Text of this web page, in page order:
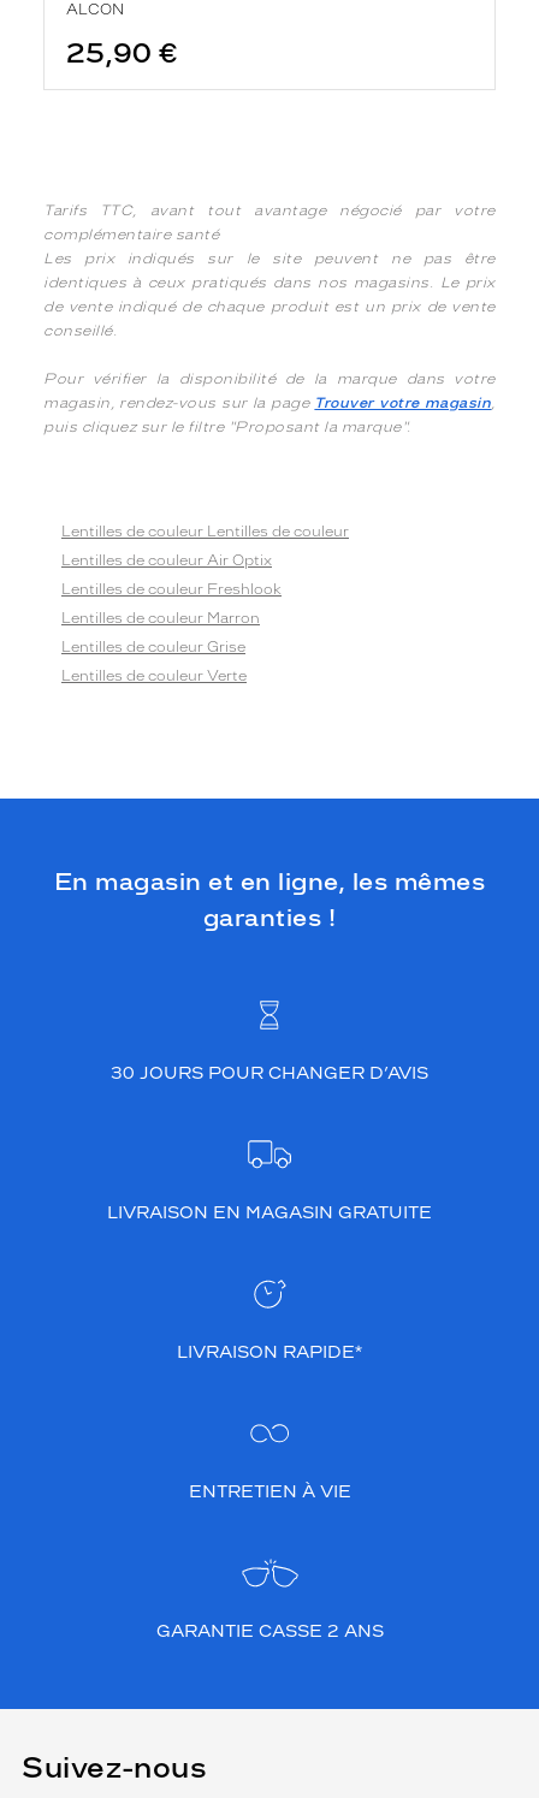
ALCON
25,90 €
Tarifs TTC, avant tout avantage négocié par votre
complémentaire santé
Les prix indiqués sur le site peuvent ne pas être
identiques à ceux pratiqués dans nos magasins. Le prix
de vente indiqué de chaque produit est un prix de vente
conseillé.
Pour vérifier la disponibilité de la marque dans votre
magasin, rendez-vous sur la page Trouver votre magasin,
puis cliquez sur le filtre "Proposant la marque".
Lentilles de couleur Lentilles de couleur
Lentilles de couleur Air Optix
Lentilles de couleur Freshlook
Lentilles de couleur Marron
Lentilles de couleur Grise
Lentilles de couleur Verte
En magasin et en ligne, les mêmes
garanties !
30 JOURS POUR CHANGER D’AVIS
LIVRAISON EN MAGASIN GRATUITE
LIVRAISON RAPIDE*
ENTRETIEN À VIE
GARANTIE CASSE 2 ANS
Suivez-nous